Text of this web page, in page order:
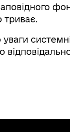
триває.